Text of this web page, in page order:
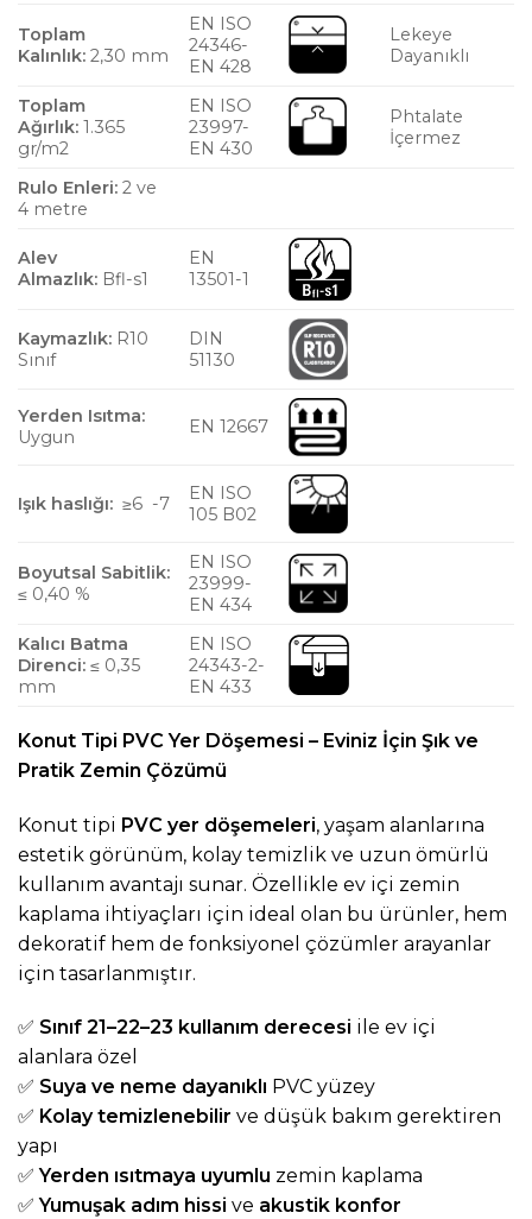
Toplam
Kalınlık: 2,30 mm
EN ISO
24346-
EN 428
Lekeye
Dayanıklı
Toplam
Ağırlık: 1.365
gr/m2
EN ISO
23997-
EN 430
Phtalate
İçermez
Rulo Enleri: 2 ve
4 metre
Alev
Almazlık: Bfl-s1
EN
13501-1
Kaymazlık: R10
Sınıf
DIN
51130
Yerden Isıtma:
Uygun
EN 12667
Işık haslığı: ≥6 -7
EN ISO
105 B02
Boyutsal Sabitlik:
≤ 0,40 %
EN ISO
23999-
EN 434
Kalıcı Batma
Direnci: ≤ 0,35
mm
EN ISO
24343-2-
EN 433
Konut Tipi PVC Yer Döşemesi – Eviniz İçin Şık ve
Pratik Zemin Çözümü
Konut tipi PVC yer döşemeleri, yaşam alanlarına
estetik görünüm, kolay temizlik ve uzun ömürlü
kullanım avantajı sunar. Özellikle ev içi zemin
kaplama ihtiyaçları için ideal olan bu ürünler, hem
dekoratif hem de fonksiyonel çözümler arayanlar
için tasarlanmıştır.
✅ Sınıf 21–22–23 kullanım derecesi ile ev içi
alanlara özel
✅ Suya ve neme dayanıklı PVC yüzey
✅ Kolay temizlenebilir ve düşük bakım gerektiren
yapı
✅Yerden ısıtmaya uyumlu zemin kaplama
✅Yumuşak adım hissi ve akustik konfor